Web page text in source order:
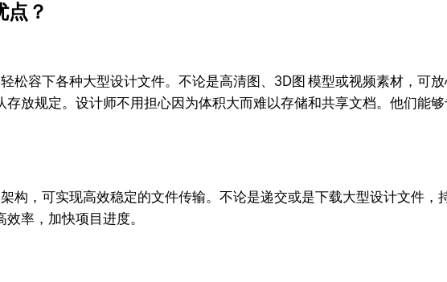
点？
松容下各种大型设计文件。不论是高清图、3D图 模型或视频素材，可
放规定。设计师不用担心因为体积大而难以存储和共享文档。他们能
构，可实现高效稳定的文件传输。不论是递交或是下载大型设计文件，
率，加快项目进度。